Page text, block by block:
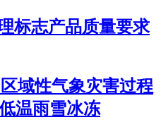
标志产品质量要求
域性气象灾害过程
温雨雪冰冻